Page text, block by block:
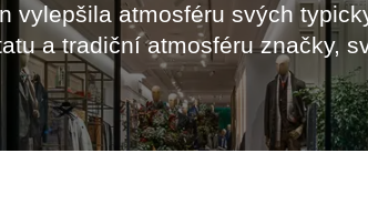
vylepšila atmosféru svých
a tradiční atmosféru značky,